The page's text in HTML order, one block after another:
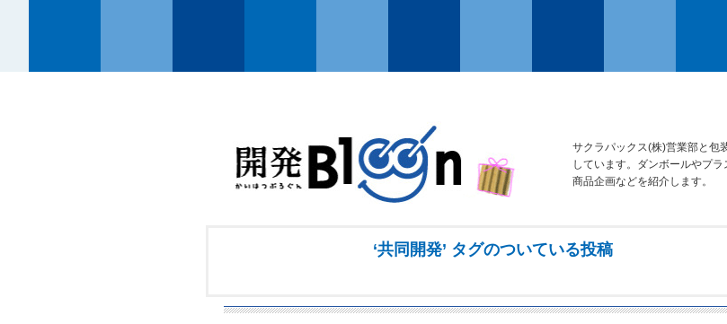
サクラパックス(株)営業部と包
しています。ダンボールやプ
商品企画などを紹介します。
‘共同開発’ タグのついている投稿